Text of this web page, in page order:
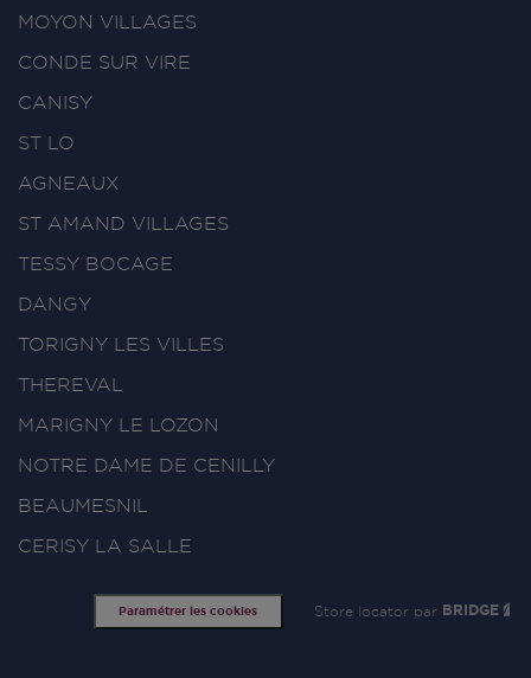
MOYON VILLAGES
CONDE SUR VIRE
CANISY
ST LO
AGNEAUX
ST AMAND VILLAGES
TESSY BOCAGE
DANGY
TORIGNY LES VILLES
THEREVAL
MARIGNY LE LOZON
NOTRE DAME DE CENILLY
BEAUMESNIL
CERISY LA SALLE
Paramétrer les cookies Store locator par BRIDGE